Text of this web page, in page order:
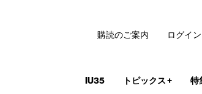
IU35 トピックス+ 特
購読のご案内 ログイン